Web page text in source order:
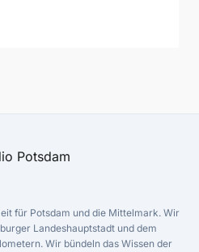
für Potsdam und die Mittelmark. Wir
Landeshauptstadt und dem
Wir bündeln das Wissen der